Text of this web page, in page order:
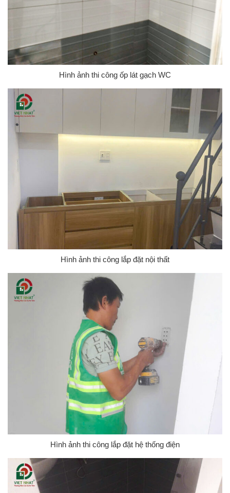
Hình ảnh thi công ốp lát gạch WC
Hình ảnh thi công lắp đặt nội thất
Hình ảnh thi công lắp đặt hệ thống điện